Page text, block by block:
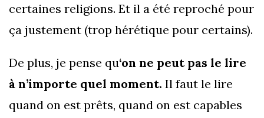
certaines religions. Et il a été reproché pour
ça justement (trop hérétique pour certains).
De plus, je pense qu‘on ne peut pas le lire
à n’importe quel moment. Il faut le lire
quand on est prêts, quand on est capables